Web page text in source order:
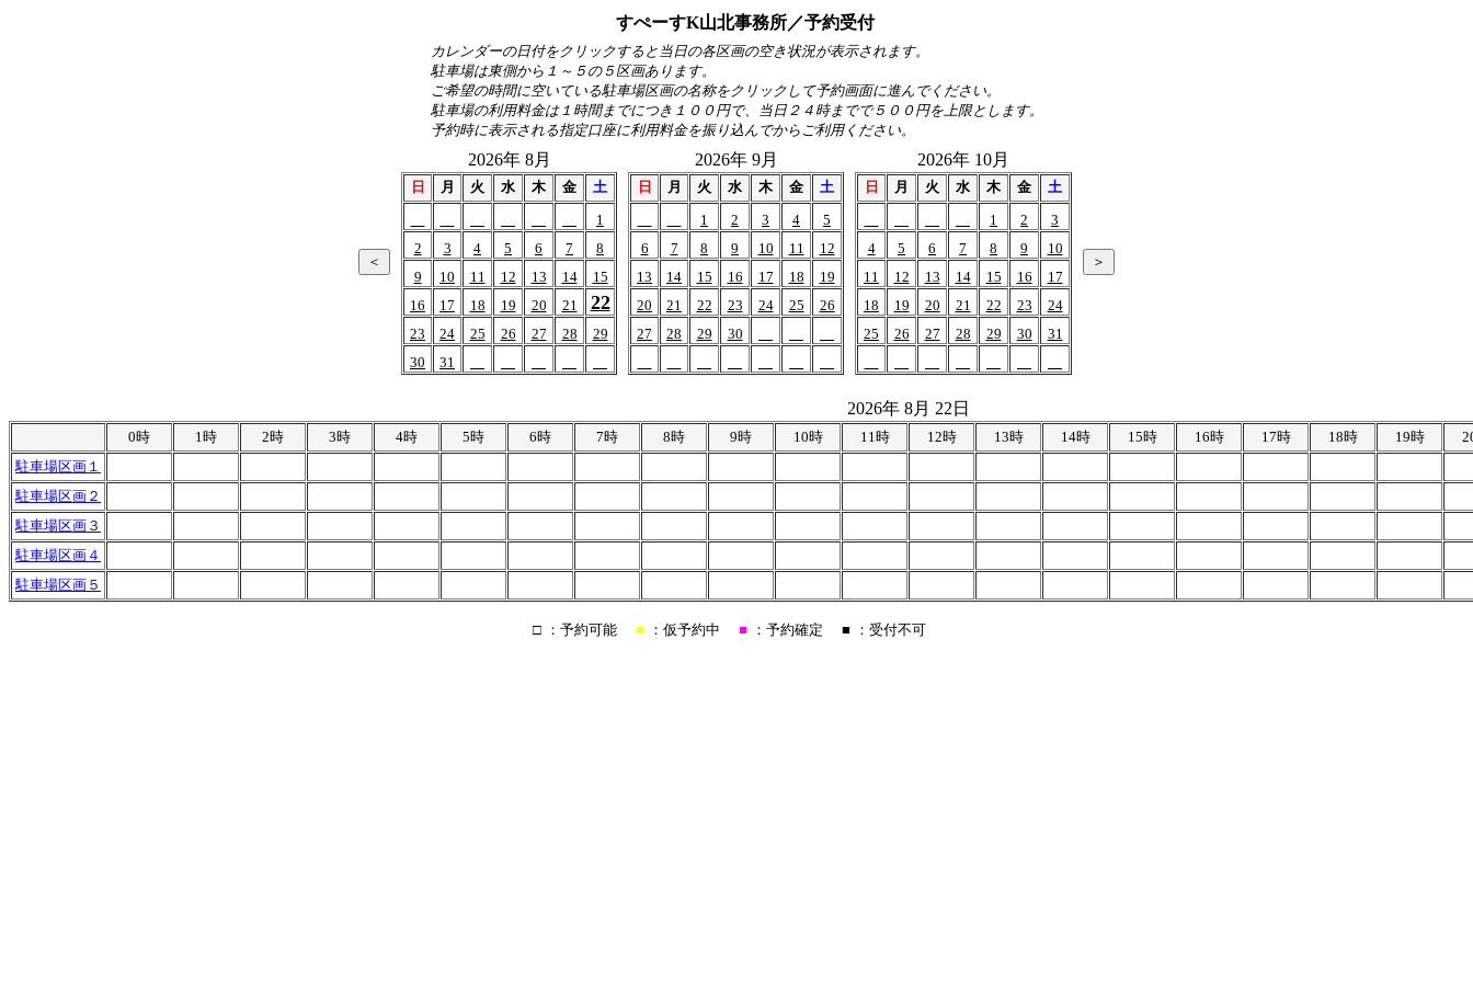
すぺーすK山北事務所／予約受付
カレンダーの日付をクリックすると当日の各区画の空き状況が表示されます。
駐車場は東側から１～５の５区画あります。
ご希望の時間に空いている駐車場区画の名称をクリックして予約画面に進んでください。
駐車場の利用料金は１時間までにつき１００円で、当日２４時までで５００円を上限とします。
予約時に表示される指定口座に利用料金を振り込んでからご利用ください。
2026年 8月
日 月 火 水 木 金
土
1
2
3 4 5 6 7
8
9
10 11 12 13 14
15
16
17 18 19 20 21 22
23 24 25 26 27 28
29
30
31
2026年 9月
日 月 火 水 木 金
土
1
2 3 4
5
6
7 8 9 10 11
12
13
14 15 16 17 18
19
20
21 22 23 24 25
26
27
28 29 30
2026年 10月
日 月 火 水 木 金
土
1
2
3
4
5 6 7 8 9
10
11
12 13 14 15 16
17
18
19 20 21 22 23
24
25
26 27 28 29 30 31
2026年 8月 22日
0時 1時 2時 3時 4時 5時 6時 7時 8時 9時 10時 11時 12時 13時 14時 15時 16時 17時 18時 19時
駐車場区画１
駐車場区画２
駐車場区画３
駐車場区画４
駐車場区画５
□ ：予約可能 ■ ：仮予約中 ■ ：予約確定 ■ ：受付不可